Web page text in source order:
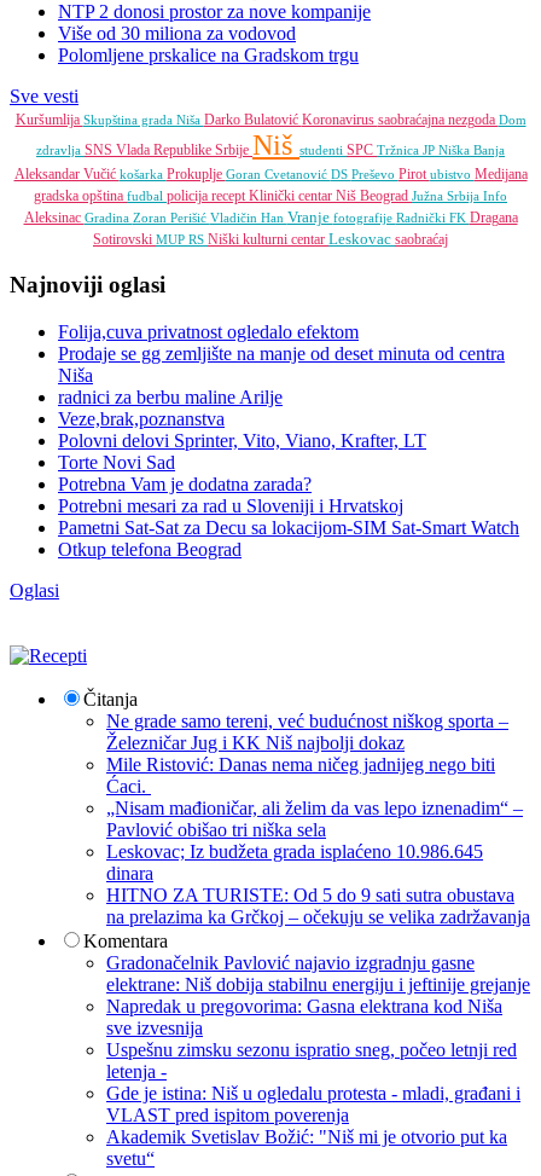
NTP 2 donosi prostor za nove kompanije
Više od 30 miliona za vodovod
Polomljene prskalice na Gradskom trgu
Sve vesti
Kuršumlija Skupština grada Niša Darko Bulatović Koronavirus saobraćajna nezgoda Dom
zdravlja SNS Vlada Republike Srbije Niš studenti SPC Tržnica JP Niška Banja
Aleksandar Vučić košarka Prokuplje Goran Cvetanović DS Preševo Pirotubistvo Medijana
gradska opština fudbal policija receptKlinički centar Niš Beograd Južna Srbija Info
Aleksinac Gradina Zoran Perišić Vladičin Han Vranje fotografije Radnički FK Dragana
Sotirovski MUP RS Niški kulturni centar Leskovac saobraćaj
Najnoviji oglasi
Folija,cuva privatnost ogledalo efektom
Prodaje se gg zemljište na manje od deset minuta od centra
Niša
radnici za berbu maline Arilje
Veze,brak,poznanstva
Polovni delovi Sprinter, Vito, Viano, Krafter, LT
Torte Novi Sad
Potrebna Vam je dodatna zarada?
Potrebni mesari za rad u Sloveniji i Hrvatskoj
Pametni Sat-Sat za Decu sa lokacijom-SIM Sat-Smart Watch
Otkup telefona Beograd
Oglasi
Čitanja
Ne grade samo tereni, već budućnost niškog sporta –
Železničar Jug i KK Niš najbolji dokaz
Mile Ristović: Danas nema ničeg jadnijeg nego biti
Ćaci.
„Nisam mađioničar, ali želim da vas lepo iznenadim“ –
Pavlović obišao tri niška sela
Leskovac; Iz budžeta grada isplaćeno 10.986.645
dinara
HITNO ZA TURISTE: Od 5 do 9 sati sutra obustava
na prelazima ka Grčkoj – očekuju se velika zadržavanja
Komentara
Gradonačelnik Pavlović najavio izgradnju gasne
elektrane: Niš dobija stabilnu energiju i jeftinije grejanje
Napredak u pregovorima: Gasna elektrana kod Niša
sve izvesnija
Uspešnu zimsku sezonu ispratio sneg, počeo letnji red
letenja -
Gde je istina: Niš u ogledalu protesta - mladi, građani i
VLAST pred ispitom poverenja
Akademik Svetislav Božić: "Niš mi je otvorio put ka
svetu“